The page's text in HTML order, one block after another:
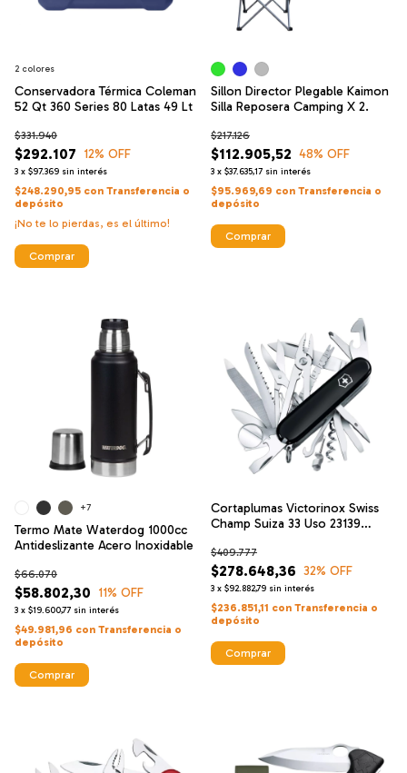
Conservadora Térmica Coleman
52 Qt 360 Series 80 Latas 49 Lt
$292.107
$331.940
12% OFF
3 x $97.369 sin interés
$248.290,95 con Transferencia o
depósito
¡No te lo pierdas, es el último!
2 colores
Comprar
Sillon Director Plegable Kaimon
Silla Reposera Camping X 2.
$112.905,52
$217.126
48% OFF
3 x $37.635,17 sin interés
$95.969,69 con Transferencia o
depósito
Comprar
Termo Mate Waterdog 1000cc
Antideslizante Acero Inoxidable
$58.802,30
$66.070
11% OFF
3 x $19.600,77 sin interés
$49.981,96 con Transferencia o
depósito
+7
Comprar
Cortaplumas Victorinox Swiss
Champ Suiza 33 Uso 23139
$278.648,36
$409.777
32% OFF
3 x $92.882,79 sin interés
$236.851,11 con Transferencia o
depósito
Comprar